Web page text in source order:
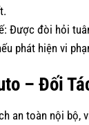
Được đòi hỏi
phát hiện vi
– Đối
an toàn nội